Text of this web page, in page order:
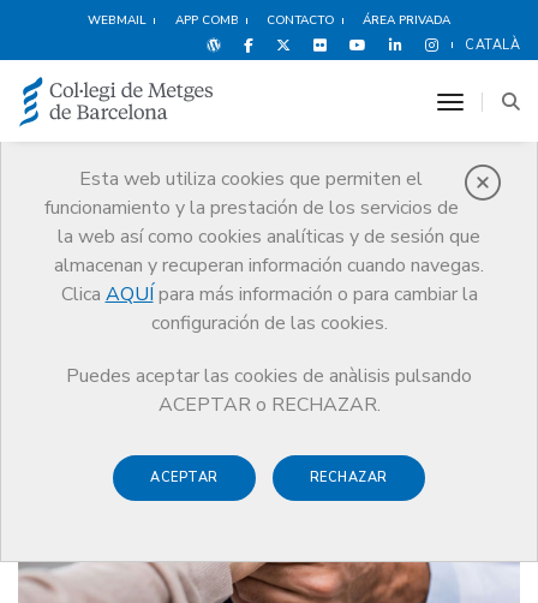
WEBMAIL APP COMB CONTACTO ÁREA PRIVADA
CATALÀ
Esta web utiliza cookies que permiten el
funcionamiento y la prestación de los servicios de
la web así como cookies analíticas y de sesión que
almacenan y recuperan información cuando navegas.
Clica AQUÍ para más información o para cambiar la
configuración de las cookies.
Puedes aceptar las cookies de anàlisis pulsando
ACEPTAR o RECHAZAR.
ACEPTAR RECHAZAR
toggle
Noticias
Comunicación
Noticias
Comunicado del CCMC ante la inminente aprobación de la Ley
Orgánica de Regulación de la Eutanasia